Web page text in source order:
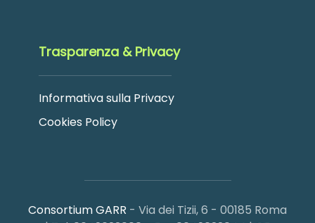
Trasparenza & Privacy
Informativa sulla Privacy
Cookies Policy
Consortium GARR - Via dei Tizii, 6 - 00185 Roma